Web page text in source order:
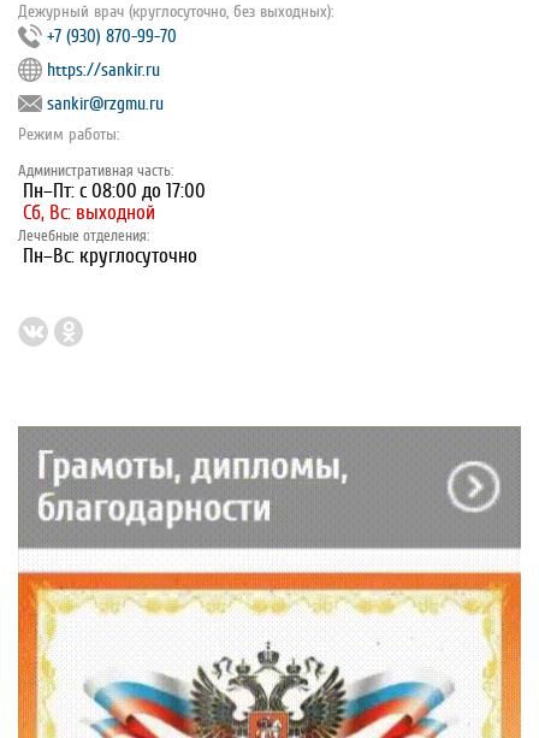
Дежурный врач (круглосуточно, без выходных):
+7 (930) 870-99-70
https://sankir.ru
sankir@rzgmu.ru
Режим работы:
Административная часть:
Пн–Пт: с 08:00 до 17:00
Сб, Вс: выходной
Лечебные отделения:
Пн–Вс: круглосуточно